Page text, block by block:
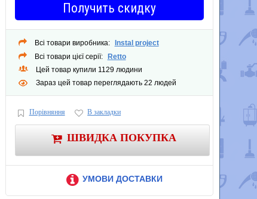
Получить скидку
Всі товари виробника:
Instal project
Всі товари цієї серії:
Retto
Цей товар купили 1129 людини
Зараз цей товар переглядають 22 людей
Порівняння В закладки
ШВИДКА ПОКУПКА
УМОВИ ДОСТАВКИ